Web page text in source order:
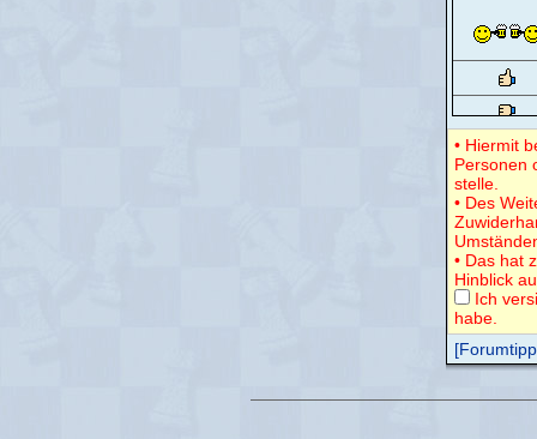
• Hiermit
Personen
stelle.
• Des
• Das hat
Hinblick
Ich
habe.